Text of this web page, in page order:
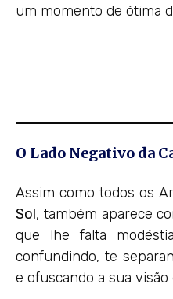
um momento de ótima
O Lado Negativo da
Assim como todos os
Sol, também aparece
que lhe falta
confundindo, te
e ofuscando a sua visão